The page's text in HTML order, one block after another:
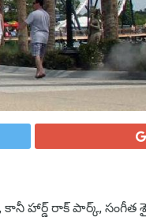
హార్డ్ రాక్ పార్క్, సంగీత